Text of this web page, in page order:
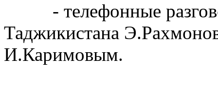
- телефонные
Таджикистана
И.Каримовым.